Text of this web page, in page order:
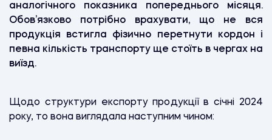
аналогічного показника попереднього місяця.
Обов’язково потрібно врахувати, що не вся
продукція встигла фізично перетнути кордон і
певна кількість транспорту ще стоїть в чергах на
виїзд.
Щодо структури експорту продукції в січні 2024
року, то вона виглядала наступним чином: